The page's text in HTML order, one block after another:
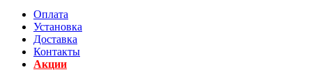
Оплата
Установка
Доставка
Контакты
Акции